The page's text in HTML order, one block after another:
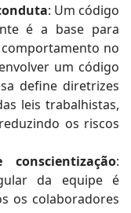
: Um código
é a base para
comportamento no
um código
define diretrizes
leis trabalhistas,
os riscos
:
da equipe é
os colaboradores